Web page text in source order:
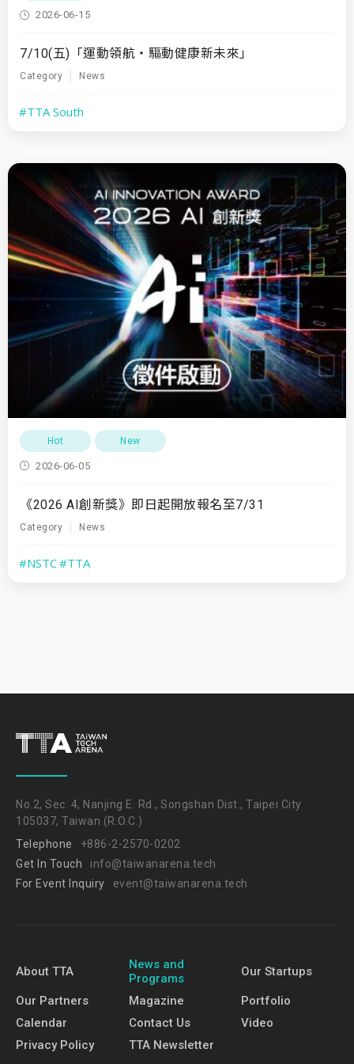
2026-06-15
7/10(五)「運動領航・驅動健康新未來」
Category News
#TTA South
Hot New
2026-06-05
《2026 AI創新獎》即日起開放報名至7/31
Category News
#NSTC#TTA
No.2, Sec. 4, Nanjing E. Rd., Songshan Dist., Taipei City
105037, Taiwan (R.O.C.)
Telephone
+886-2-2570-0202
Get In Touch
info@taiwanarena.tech
For Event Inquiry
event@taiwanarena.tech
About TTA
News and
Programs
Our Startups
Our Partners Magazine
Portfolio
Calendar
Contact Us
Video
Privacy Policy
TTA Newsletter